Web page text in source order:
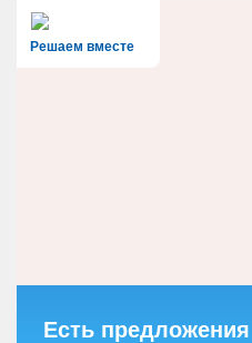
Решаем вместе
Есть